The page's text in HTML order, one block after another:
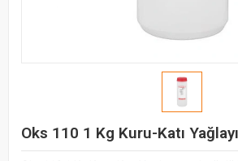
Oks 110 1 Kg Kuru-Katı